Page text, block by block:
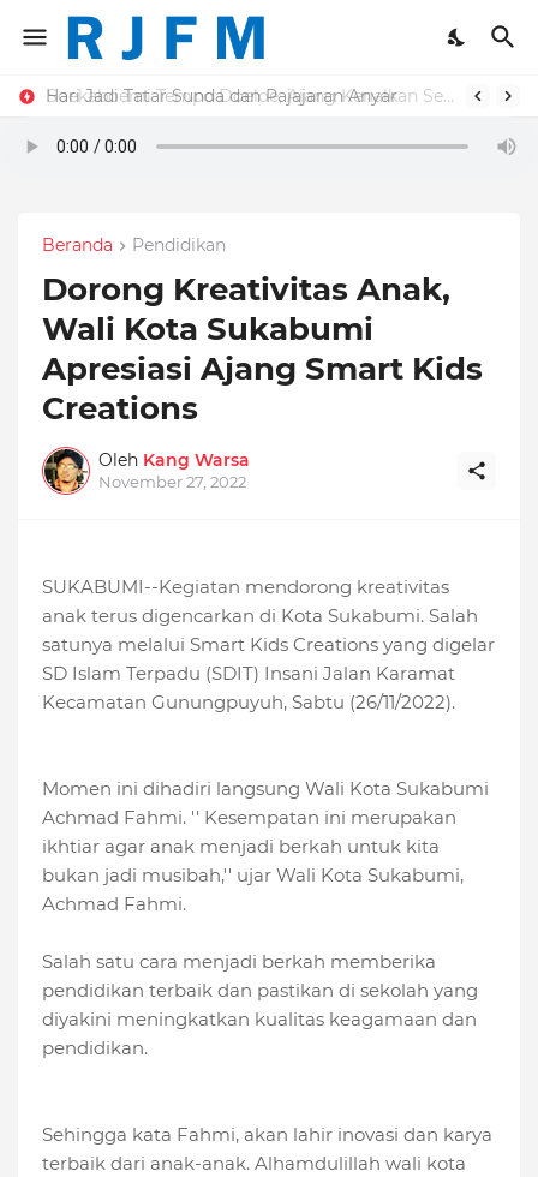
Soekaboemi Tempo Doeloe, Ajang Kenalkan Sejarah Sukabumi
Hari Jadi Tatar Sunda dan Pajajaran Anyar
Beranda Pendidikan
Dorong Kreativitas Anak,
Wali Kota Sukabumi
Apresiasi Ajang Smart Kids
Creations
Oleh Kang Warsa
November 27, 2022
SUKABUMI--Kegiatan mendorong kreativitas
anak terus digencarkan di Kota Sukabumi. Salah
satunya melalui Smart Kids Creations yang digelar
SD Islam Terpadu (SDIT) Insani Jalan Karamat
Kecamatan Gunungpuyuh, Sabtu (26/11/2022).
Momen ini dihadiri langsung Wali Kota Sukabumi
Achmad Fahmi. '' Kesempatan ini merupakan
ikhtiar agar anak menjadi berkah untuk kita
bukan jadi musibah,'' ujar Wali Kota Sukabumi,
Achmad Fahmi.
Salah satu cara menjadi berkah memberika
pendidikan terbaik dan pastikan di sekolah yang
diyakini meningkatkan kualitas keagamaan dan
pendidikan.
Sehingga kata Fahmi, akan lahir inovasi dan karya
terbaik dari anak-anak. Alhamdulillah wali kota